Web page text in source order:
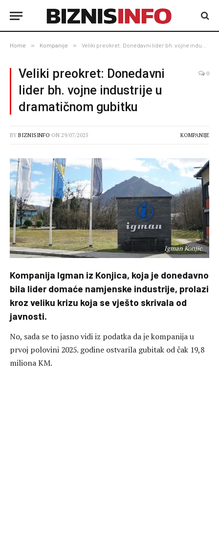
Home » Kompanije » Veliki preokret: Donedavni lider bh. vojne industrije u dramatičnom gubitku
Veliki preokret: Donedavni
lider bh. vojne industrije u
dramatičnom gubitku
0
BY BIZNISINFO ON 29/07/2025 KOMPANIJE
Igman Konjic
Kompanija Igman iz Konjica, koja je donedavno
bila lider domaće namjenske industrije, prolazi
kroz veliku krizu koja se vješto skrivala od
javnosti.
No, sada se to jasno vidi iz podatka da je kompanija u
prvoj polovini 2025. godine ostvarila gubitak od čak 19,8
miliona KM.